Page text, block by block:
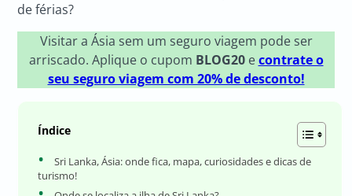
de férias?
Visitar a Ásia sem um seguro viagem pode ser
arriscado. Aplique o cupom BLOG20econtrate o
seu seguro viagem com 20% de desconto!
Índice
Sri Lanka, Ásia: onde fica, mapa, curiosidades e dicas de
turismo!